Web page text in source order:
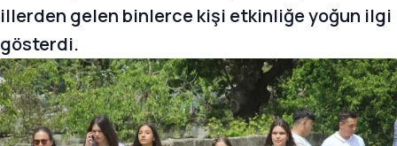
illerden gelen binlerce kişi etkinliğe yoğun ilgi
gösterdi.